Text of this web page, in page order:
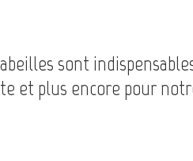
sont
et plus encore pour